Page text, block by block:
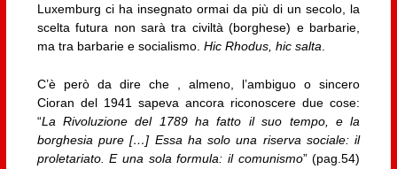
Luxemburg ci ha insegnato ormai da più di un secolo, la
scelta futura non sarà tra civiltà (borghese) e barbarie,
ma tra barbarie e socialismo. Hic Rhodus, hic salta
C’è però da dire che , almeno, l’ambiguo o sincero
Cioran del 1941 sapeva ancora riconoscere due cose:
“La Rivoluzione del 1789 ha fatto il suo tempo, e la
borghesia pure […] Essa ha solo una riserva sociale: il
proletariato. E una sola formula: il comunismo” (pag.54)